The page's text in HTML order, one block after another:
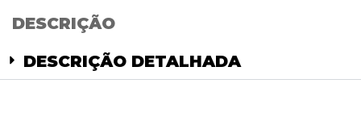
DESCRIÇÃO
DESCRIÇÃO DETALHADA